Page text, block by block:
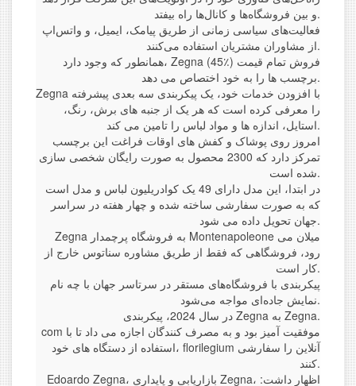
و بین فروشگاه‌ها و کانال‌ها راه بیفتد.
فعالیت‌های سیاسی زمانی از طریق پیامک، ایمیل، و واتس‌اپ
از مشاوران مشتریان استفاده می‌کنند.
همانطور که وجود دارد، Zegna (45٪) فروش تمام قیمت
برچسب ها را به خود اختصاص می دهد.
Zegna با افزودن خدمات خود، یک پیکربندی سه بعدی پیشرفته
را معرفی کرده است که هر یک از جنبه های برش، رنگ،
استایل، اندازه ها و مواد لباس را تامین می کند.
امروز روی پوشاک و کفش های اوقات فراغت این برچسب
تمرکز دارد که 2300 محصول به صورت رایگان شخصی سازی
شده است.
در ابتدا، این مدل دارای 49 یک کوادریلیون لباس و مدل است
که به صورت سفارشی ساخته شده و چهار هفته در سراسر
جهان تحویل داده می شود.
Zegna به فروشگاه پرچمدار Montenapoleone میلان می
رود، فروشگاهی که فقط از طریق مشاوره سناتوس خارج از
کار است.
پیکربندی با فروشگاه‌های مستقر در سرتاسر جهان با چه نام
نمایش جاده‌ای مواجه می‌شود.
در سال 2024، پیکربندی Zegna به Zegna.
com موفقیت آمیز بود و به مصرف کنندگان اجازه می داد تا با
استفاده از دستگاه های خود، florilegium آنلاین را سفارشی
کنند.
Edoardo Zegna، بازاریابی و پایداری Zegna، اظهار داشت: